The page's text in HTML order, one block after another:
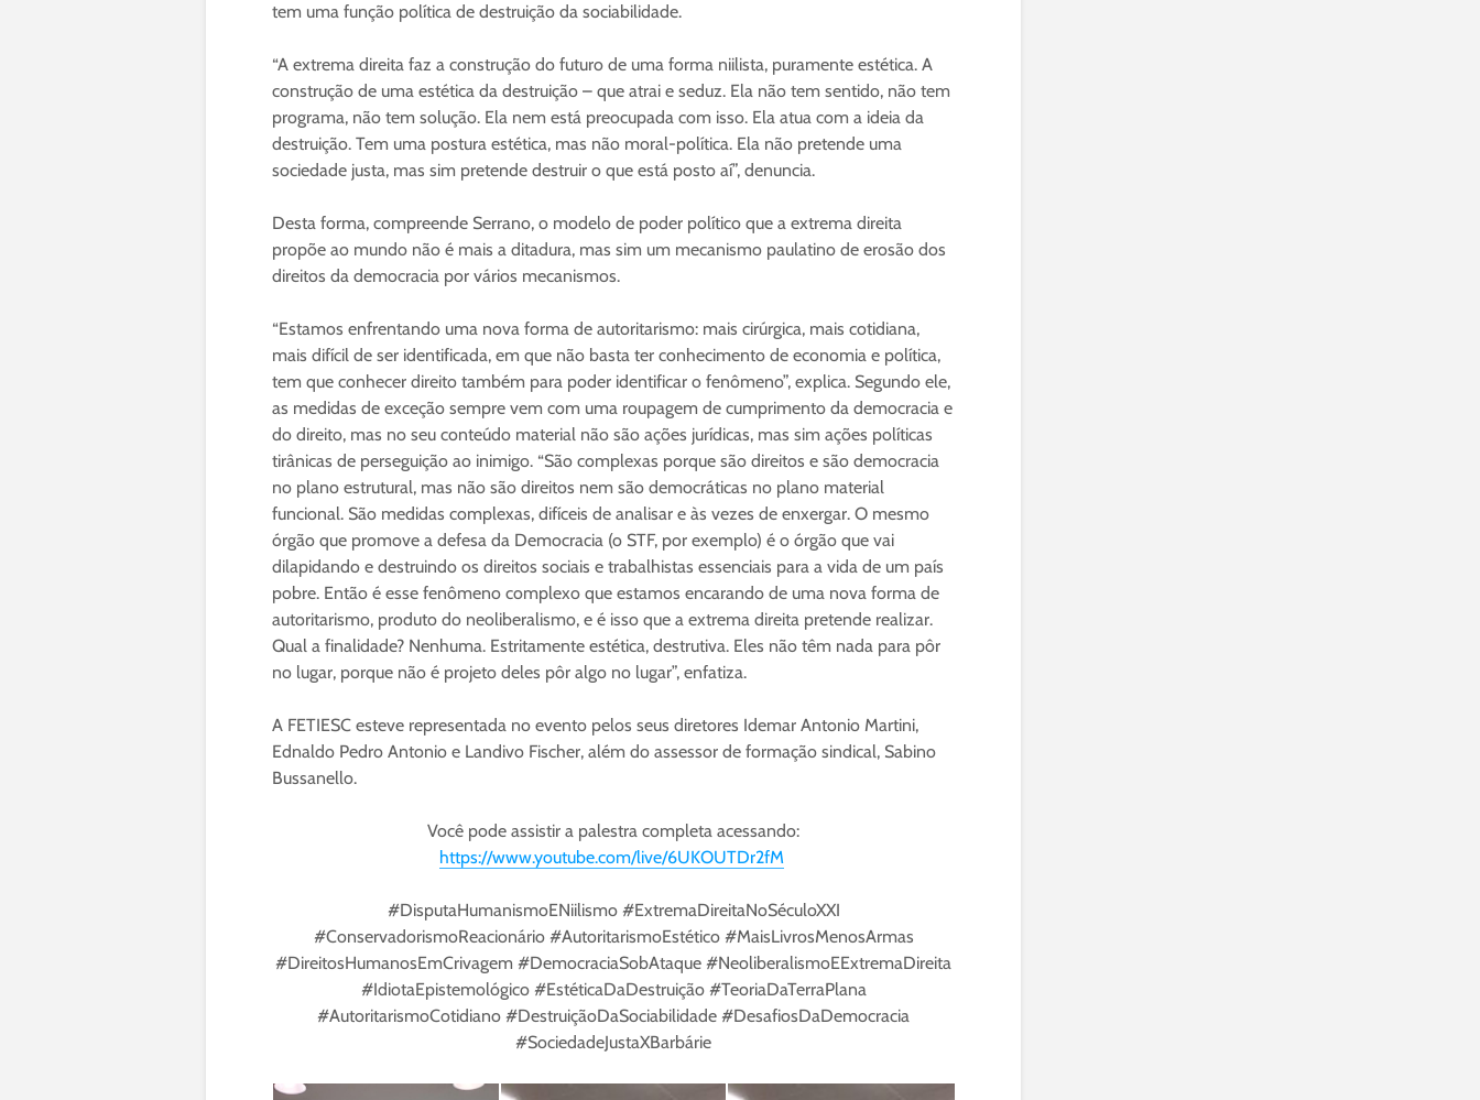
tem uma função política de destruição da sociabilidade.
“A extrema direita faz a construção do futuro de uma forma niilista, puramente estética. A
construção de uma estética da destruição – que atrai e seduz. Ela não tem sentido, não tem
programa, não tem solução. Ela nem está preocupada com isso. Ela atua com a ideia da
destruição. Tem uma postura estética, mas não moral-política. Ela não pretende uma
sociedade justa, mas sim pretende destruir o que está posto aí”, denuncia.
Desta forma, compreende Serrano, o modelo de poder político que a extrema direita
propõe ao mundo não é mais a ditadura, mas sim um mecanismo paulatino de erosão dos
direitos da democracia por vários mecanismos.
“Estamos enfrentando uma nova forma de autoritarismo: mais cirúrgica, mais cotidiana,
mais difícil de ser identificada, em que não basta ter conhecimento de economia e política,
tem que conhecer direito também para poder identificar o fenômeno”, explica. Segundo ele,
as medidas de exceção sempre vem com uma roupagem de cumprimento da democracia e
do direito, mas no seu conteúdo material não são ações jurídicas, mas sim ações políticas
tirânicas de perseguição ao inimigo. “São complexas porque são direitos e são democracia
no plano estrutural, mas não são direitos nem são democráticas no plano material
funcional. São medidas complexas, difíceis de analisar e às vezes de enxergar. O mesmo
órgão que promove a defesa da Democracia (o STF, por exemplo) é o órgão que vai
dilapidando e destruindo os direitos sociais e trabalhistas essenciais para a vida de um país
pobre. Então é esse fenômeno complexo que estamos encarando de uma nova forma de
autoritarismo, produto do neoliberalismo, e é isso que a extrema direita pretende realizar.
Qual a finalidade? Nenhuma. Estritamente estética, destrutiva. Eles não têm nada para pôr
no lugar, porque não é projeto deles pôr algo no lugar”, enfatiza.
A FETIESC esteve representada no evento pelos seus diretores Idemar Antonio Martini,
Ednaldo Pedro Antonio e Landivo Fischer, além do assessor de formação sindical, Sabino
Bussanello.
Você pode assistir a palestra completa acessando:
https://www.youtube.com/live/6UKOUTDr2fM
#DisputaHumanismoENiilismo #ExtremaDireitaNoSéculoXXI
#ConservadorismoReacionário #AutoritarismoEstético #MaisLivrosMenosArmas
#DireitosHumanosEmCrivagem #DemocraciaSobAtaque #NeoliberalismoEExtremaDireita
#IdiotaEpistemológico #EstéticaDaDestruição #TeoriaDaTerraPlana
#AutoritarismoCotidiano #DestruiçãoDaSociabilidade #DesafiosDaDemocracia
#SociedadeJustaXBarbárie